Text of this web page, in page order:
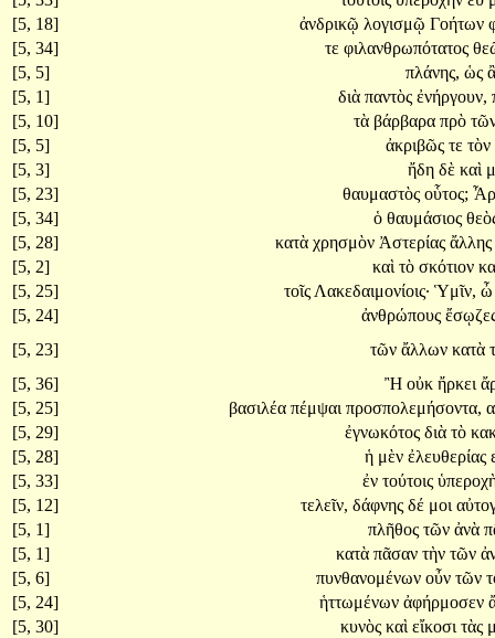
[5, 18]
ἀνδρικῷ λογισμῷ Γοήτων
[5, 34]
τε φιλανθρωπότατος
[5, 5]
πλάνης, ὡς
[5, 1]
διὰ παντὸς ἐνήργουν,
[5, 10]
τὰ βάρβαρα πρὸ
[5, 5]
ἀκριβῶς τε τὸν
[5, 3]
ἤδη δὲ καὶ
[5, 23]
θαυμαστὸς οὗτος;
[5, 34]
ὁ θαυμάσιος
[5, 28]
κατὰ χρησμὸν Ἀστερίας ἄλλης
[5, 2]
καὶ τὸ σκότιον
[5, 25]
τοῖς Λακεδαιμονίοις· Ὑμῖν,
[5, 24]
ἀνθρώπους
[5, 23]
τῶν ἄλλων κατὰ
[5, 36]
Ἢ οὐκ ἤρκει
[5, 25]
βασιλέα πέμψαι προσπολεμήσοντα,
[5, 29]
ἐγνωκότος διὰ τὸ
[5, 28]
ἡ μὲν ἐλευθερίας
[5, 33]
ἐν τούτοις
[5, 12]
τελεῖν, δάφνης δέ μοι
[5, 1]
πλῆθος τῶν ἀνὰ
[5, 1]
κατὰ πᾶσαν τὴν τῶν
[5, 6]
πυνθανομένων οὖν τῶν
[5, 24]
ἡττωμένων ἀφήρμοσεν
[5, 30]
κυνὸς καὶ εἴκοσι τὰς